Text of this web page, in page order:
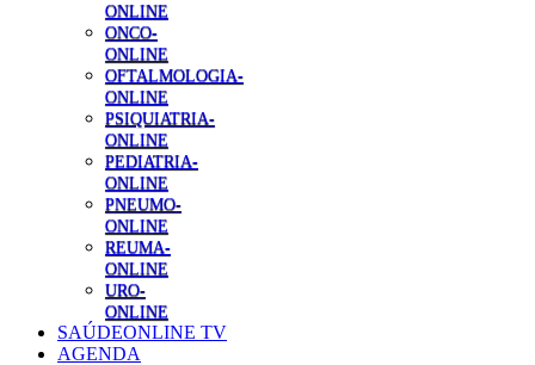
ONLINE
ONCO-
ONLINE
OFTALMOLOGIA-
ONLINE
PSIQUIATRIA-
ONLINE
PEDIATRIA-
ONLINE
PNEUMO-
ONLINE
REUMA-
ONLINE
URO-
ONLINE
SAÚDEONLINE TV
AGENDA